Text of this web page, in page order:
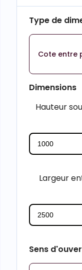
Type de
Cote entre
Dimensions
Hauteur
Largeur
Sens